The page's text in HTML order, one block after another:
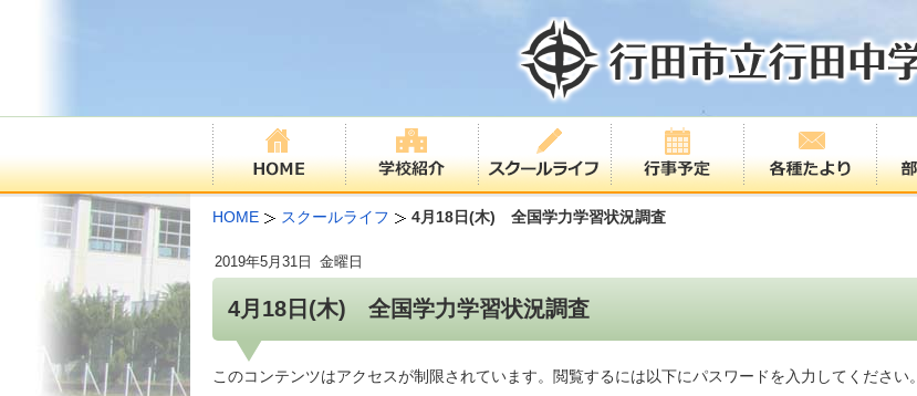
HOME スクールライフ 4月18日(木) 全国学力学習状況調査
4月18日(木) 全国学力学習状況調査
2019年5月31日 金曜日
このコンテンツはアクセスが制限されています。閲覧するには以下にパスワードを入力してください。